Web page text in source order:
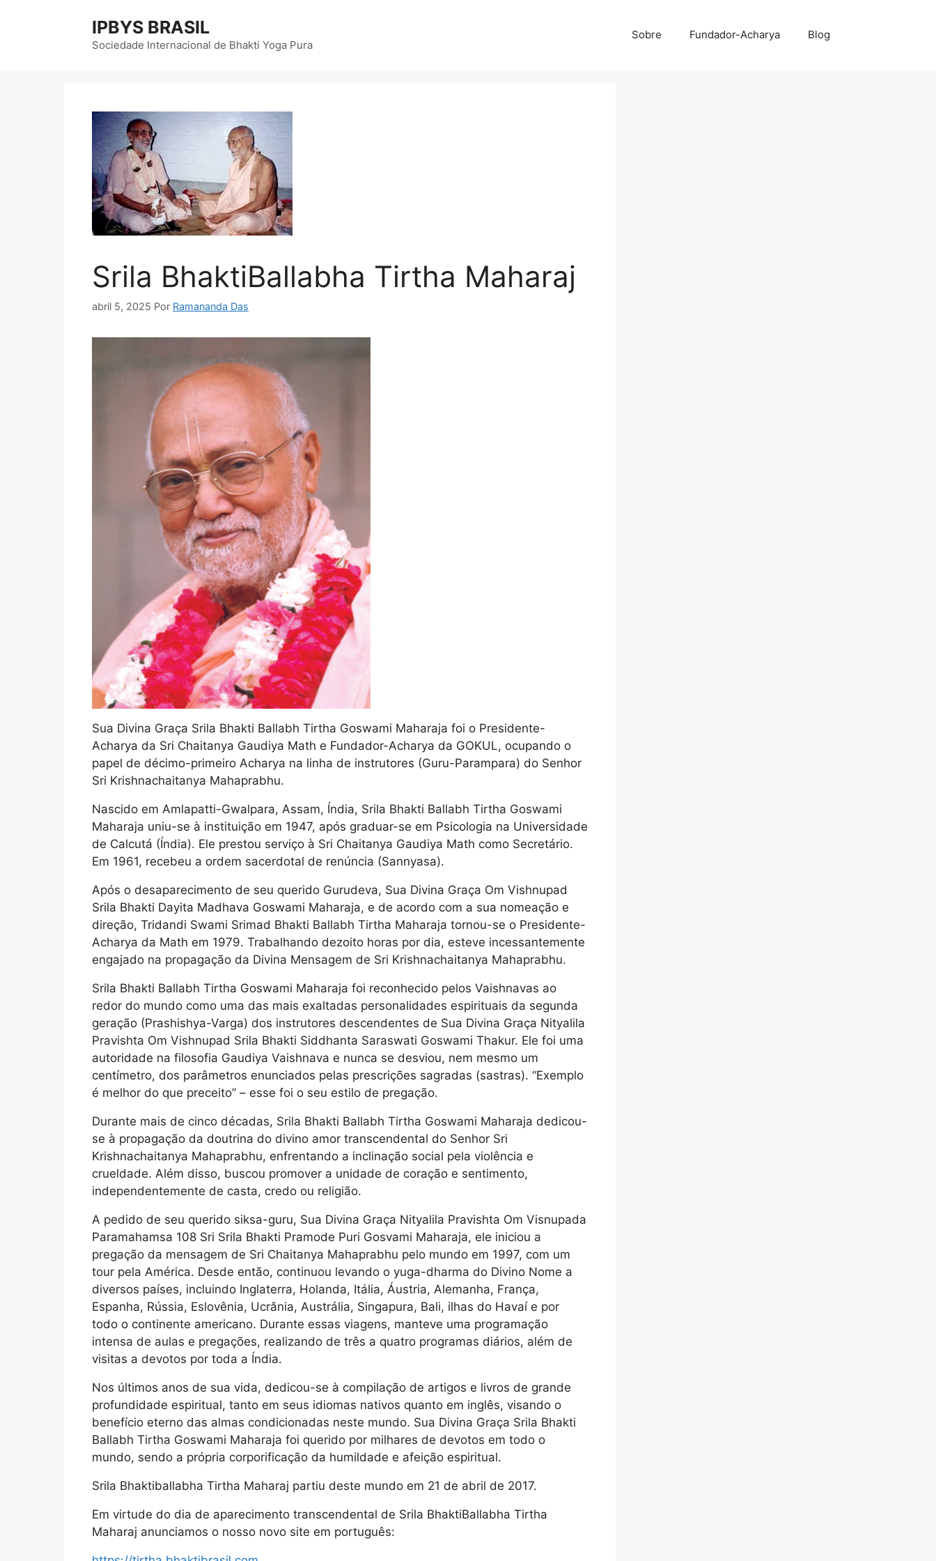
IPBYS BRASIL
Sociedade Internacional de Bhakti Yoga Pura
Sobre Fundador-Acharya Blog
Srila BhaktiBallabha Tirtha Maharaj
abril 5, 2025 Por Ramananda Das
Sua Divina Graça Srila Bhakti Ballabh Tirtha Goswami Maharaja foi o Presidente-
Acharya da Sri Chaitanya Gaudiya Math e Fundador-Acharya da GOKUL, ocupando o
papel de décimo-primeiro Acharya na linha de instrutores (Guru-Parampara) do Senhor
Sri Krishnachaitanya Mahaprabhu.
Nascido em Amlapatti-Gwalpara, Assam, Índia, Srila Bhakti Ballabh Tirtha Goswami
Maharaja uniu-se à instituição em 1947, após graduar-se em Psicologia na Universidade
de Calcutá (Índia). Ele prestou serviço à Sri Chaitanya Gaudiya Math como Secretário.
Em 1961, recebeu a ordem sacerdotal de renúncia (Sannyasa).
Após o desaparecimento de seu querido Gurudeva, Sua Divina Graça Om Vishnupad
Srila Bhakti Dayita Madhava Goswami Maharaja, e de acordo com a sua nomeação e
direção, Tridandi Swami Srimad Bhakti Ballabh Tirtha Maharaja tornou-se o Presidente-
Acharya da Math em 1979. Trabalhando dezoito horas por dia, esteve incessantemente
engajado na propagação da Divina Mensagem de Sri Krishnachaitanya Mahaprabhu.
Srila Bhakti Ballabh Tirtha Goswami Maharaja foi reconhecido pelos Vaishnavas ao
redor do mundo como uma das mais exaltadas personalidades espirituais da segunda
geração (Prashishya-Varga) dos instrutores descendentes de Sua Divina Graça Nityalila
Pravishta Om Vishnupad Srila Bhakti Siddhanta Saraswati Goswami Thakur. Ele foi uma
autoridade na filosofia Gaudiya Vaishnava e nunca se desviou, nem mesmo um
centímetro, dos parâmetros enunciados pelas prescrições sagradas (sastras). “Exemplo
é melhor do que preceito” – esse foi o seu estilo de pregação.
Durante mais de cinco décadas, Srila Bhakti Ballabh Tirtha Goswami Maharaja dedicou-
se à propagação da doutrina do divino amor transcendental do Senhor Sri
Krishnachaitanya Mahaprabhu, enfrentando a inclinação social pela violência e
crueldade. Além disso, buscou promover a unidade de coração e sentimento,
independentemente de casta, credo ou religião.
A pedido de seu querido siksa-guru, Sua Divina Graça Nityalila Pravishta Om Visnupada
Paramahamsa 108 Sri Srila Bhakti Pramode Puri Gosvami Maharaja, ele iniciou a
pregação da mensagem de Sri Chaitanya Mahaprabhu pelo mundo em 1997, com um
tour pela América. Desde então, continuou levando o yuga-dharma do Divino Nome a
diversos países, incluindo Inglaterra, Holanda, Itália, Áustria, Alemanha, França,
Espanha, Rússia, Eslovênia, Ucrânia, Austrália, Singapura, Bali, ilhas do Havaí e por
todo o continente americano. Durante essas viagens, manteve uma programação
intensa de aulas e pregações, realizando de três a quatro programas diários, além de
visitas a devotos por toda a Índia.
Nos últimos anos de sua vida, dedicou-se à compilação de artigos e livros de grande
profundidade espiritual, tanto em seus idiomas nativos quanto em inglês, visando o
benefício eterno das almas condicionadas neste mundo. Sua Divina Graça Srila Bhakti
Ballabh Tirtha Goswami Maharaja foi querido por milhares de devotos em todo o
mundo, sendo a própria corporificação da humildade e afeição espiritual.
Srila Bhaktiballabha Tirtha Maharaj partiu deste mundo em 21 de abril de 2017.
Em virtude do dia de aparecimento transcendental de Srila BhaktiBallabha Tirtha
Maharaj anunciamos o nosso novo site em português: